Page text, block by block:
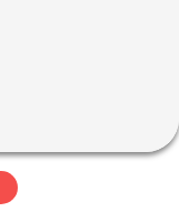
عنا